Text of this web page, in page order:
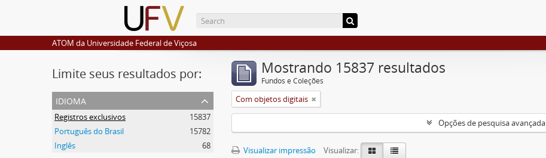
ATOM da Universidade Federal de Viçosa
Limite seus resultados por:
idioma
Registros exclusivos
15837
Português do Brasil
15782
Inglês
68
Mostrando 15837 resultados
Fundos e Coleções
Com objetos digitais
Opções de pesquisa avançada
Visualizar impressão
Visualizar: